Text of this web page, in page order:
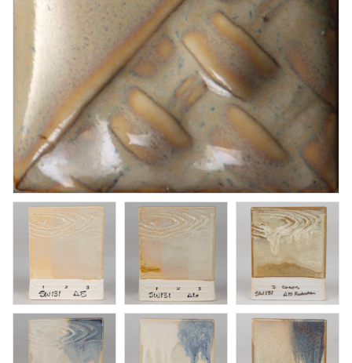
Green Tea
Penselglasyr för stengods
Art. nr: SW-108